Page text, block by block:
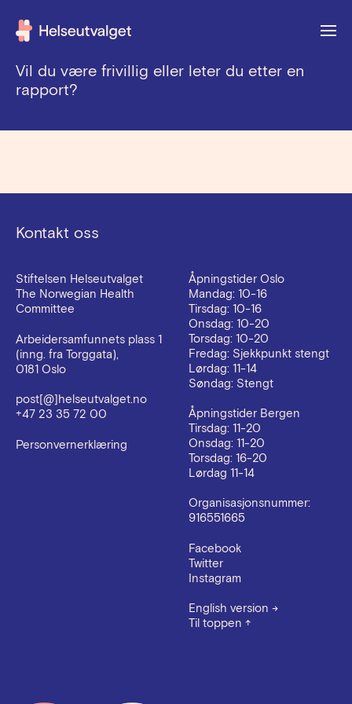
seksuell
helse
1983Vil du være frivillig eller leter du etter en
rapport?
Kontakt oss
Stiftelsen Helseutvalget
The Norwegian Health
Committee
Arbeidersamfunnets plass 1
(inng. fra Torggata),
0181 Oslo
post[@]helseutvalget.no
+47 23 35 72 00
Personvernerklæring
Åpningstider Oslo
Mandag: 10-16
Tirsdag: 10-16
Onsdag: 10-20
Torsdag: 10-20
Fredag: Sjekkpunkt stengt
Lørdag: 11-14
Søndag: Stengt
Åpningstider Bergen
Tirsdag: 11-20
Onsdag: 11-20
Torsdag: 16-20
Lørdag 11-14
Organisasjonsnummer:
916551665
Facebook
Twitter
Instagram
English version →
Til toppen ↑